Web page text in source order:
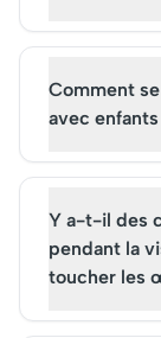
Comment
avec enfants
Y a-t-il des
pendant la
toucher les